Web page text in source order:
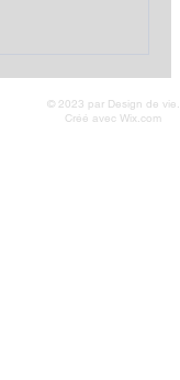
© 2023 par Design de vie.
Créé avec Wix.com